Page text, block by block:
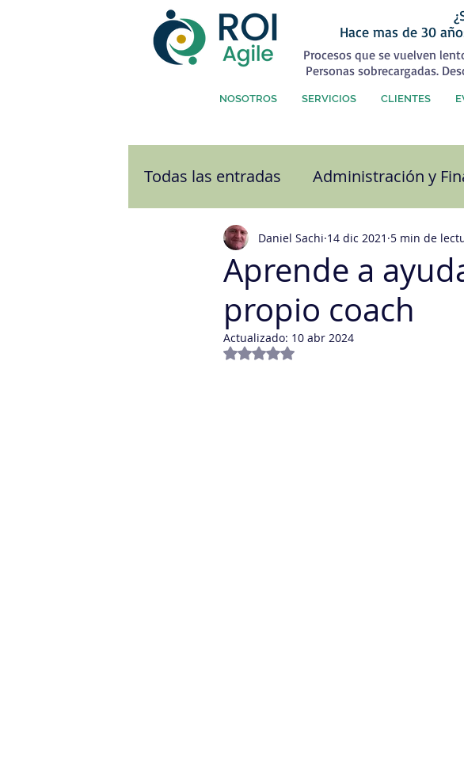
Hace mas de 30
Procesos que se vuelven
Personas sobrecargadas.
NOSOTROS SERVICIOS CLIENTES
Todas las entradas Administración y
Atención al Cliente Calidad
Comunicación Cultura
Estrategias Tecnología Informática
Aprende a
propio coach
Daniel Sachi 14 dic 2021 5 min de
Actualizado: 10 abr 2024
Obtuvo NaN de 5 estrellas.